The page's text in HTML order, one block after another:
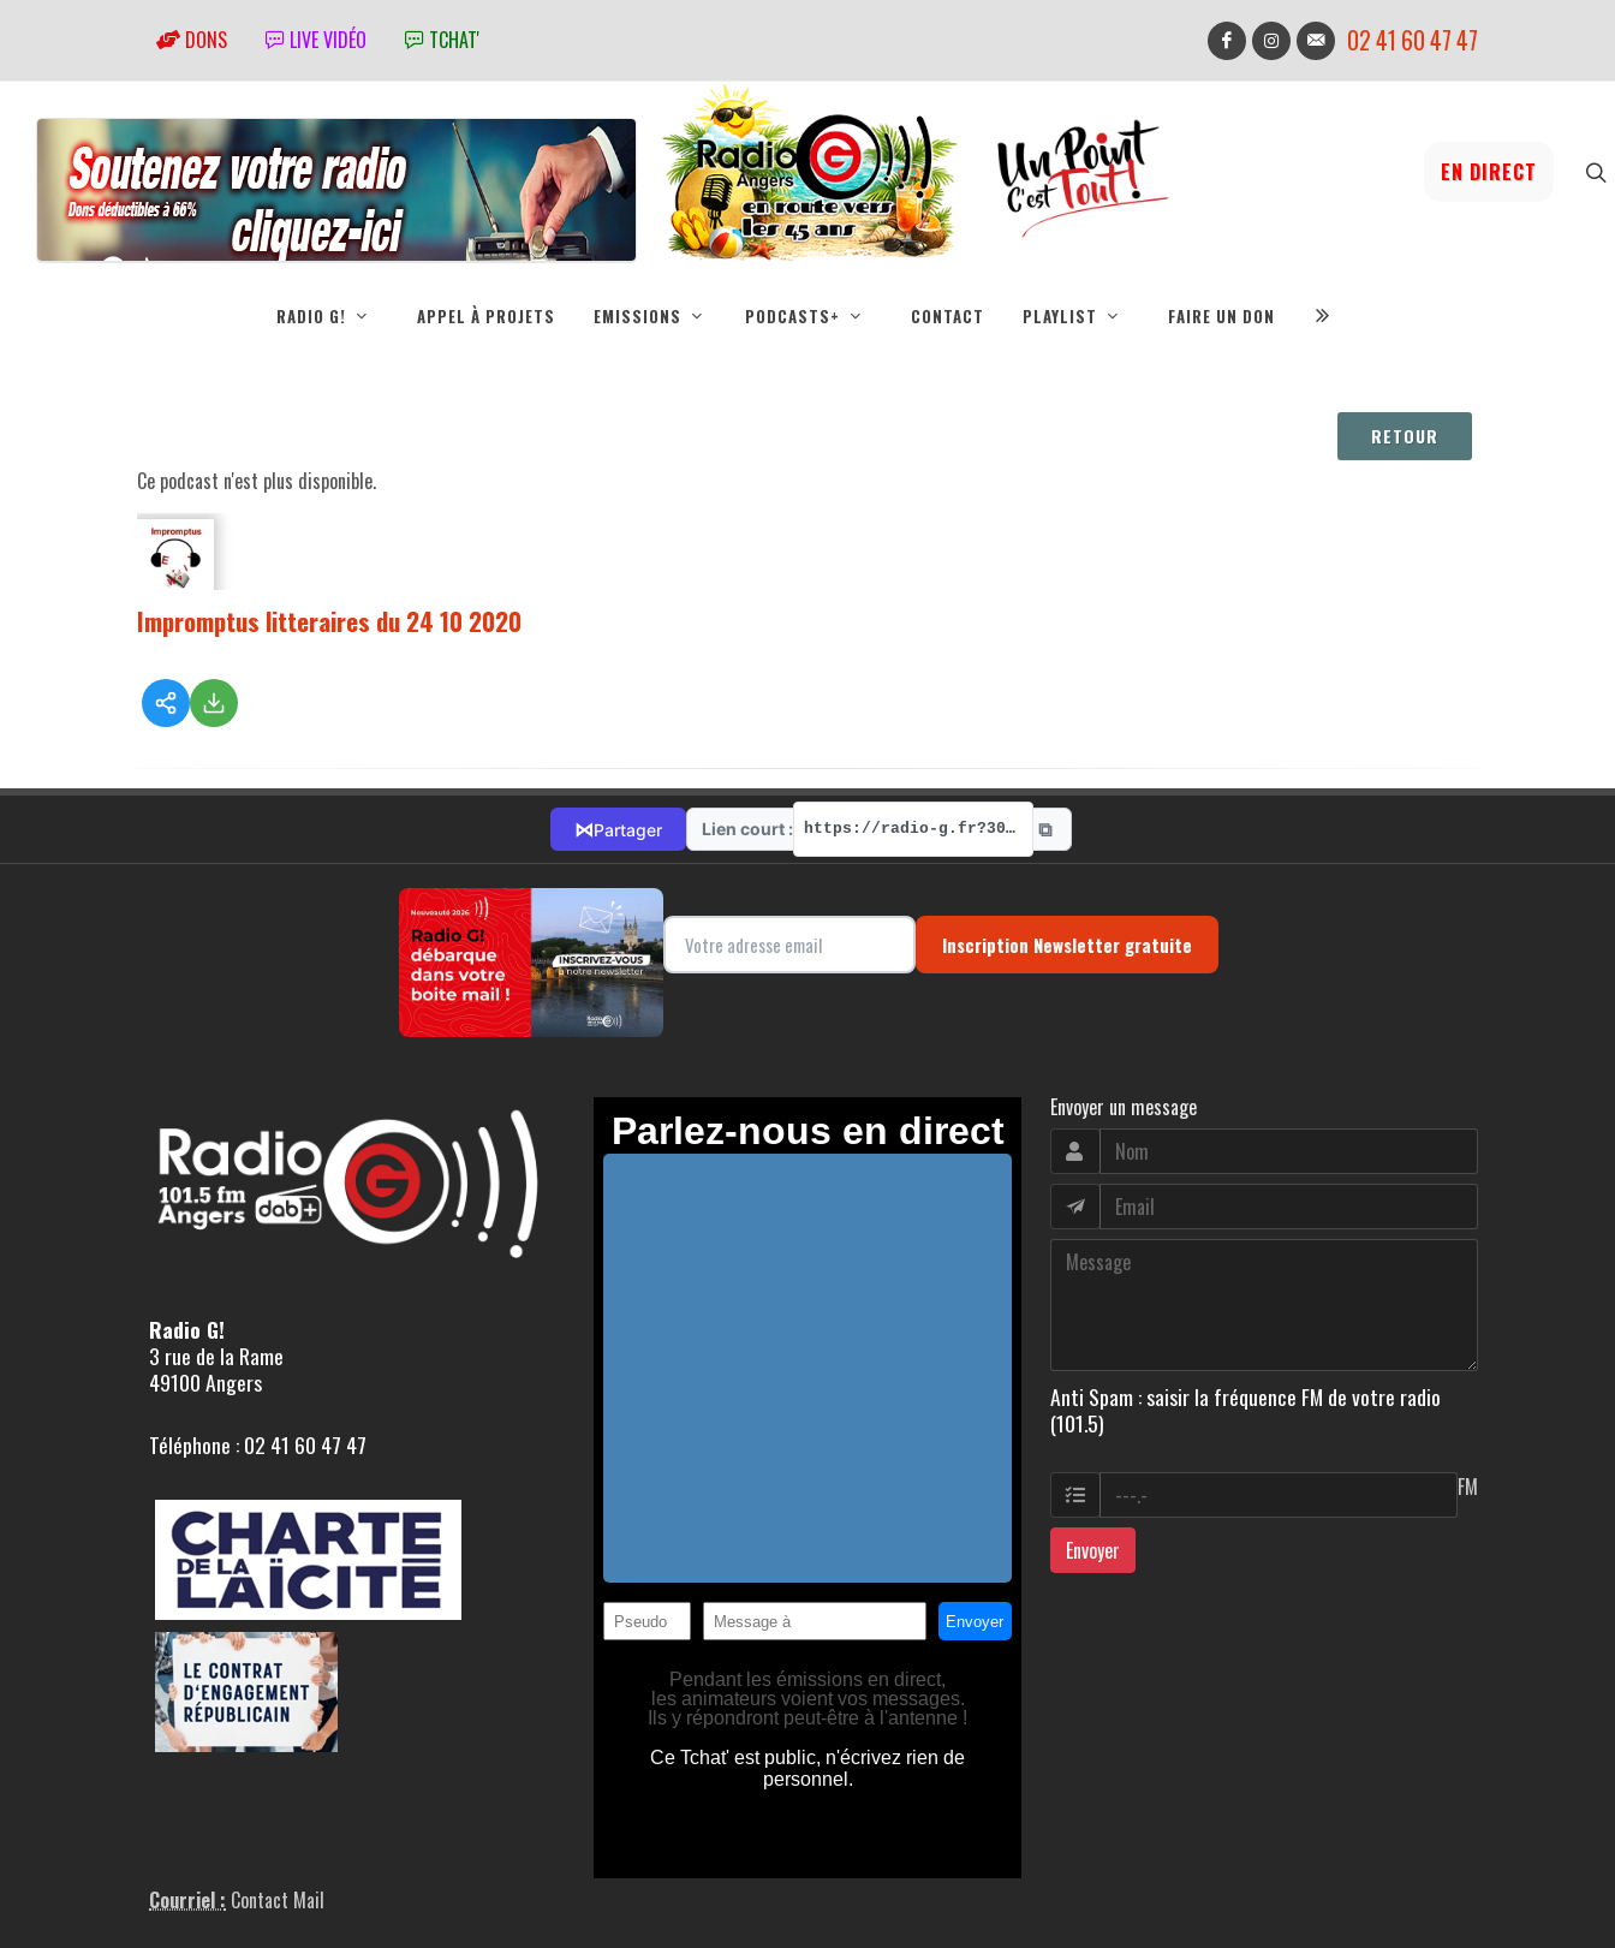
DONS LIVE VIDÉO TCHAT' 02 41 60 47 47
EN DIRECT
RADIO G! APPEL À PROJETS EMISSIONS PODCASTS+ CONTACT PLAYLIST FAIRE UN DON
RETOUR
Ce podcast n'est plus disponible.
Impromptus litteraires du 24 10 2020
⋈Partager Lien court : https://radio-g.fr?3089 ⧉
Inscription Newsletter gratuite
Radio G!
3 rue de la Rame
49100 Angers
Téléphone : 02 41 60 47 47
Courriel : Contact Mail
Envoyer un message
Anti Spam : saisir la fréquence FM de votre radio
(101.5)
FM
Envoyer